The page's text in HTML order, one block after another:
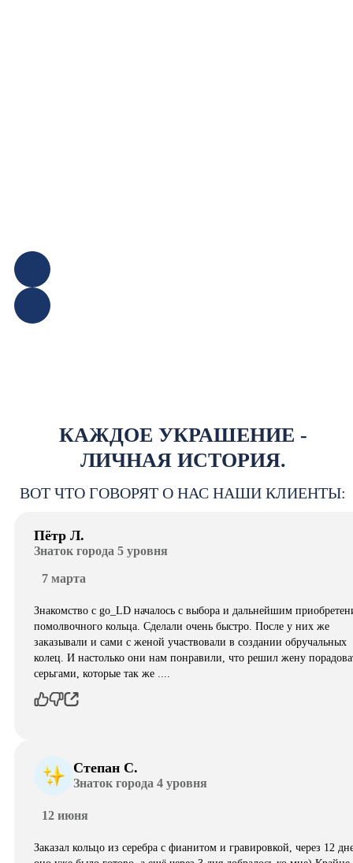
КАЖДОЕ УКРАШЕНИЕ -
ЛИЧНАЯ ИСТОРИЯ.
ВОТ ЧТО ГОВОРЯТ О НАС НАШИ КЛИЕНТЫ:
Пётр Л.
Знаток города 5 уровня
7 марта
Знакомство с go_LD началось с выбора и дальнейшим
помолвочного кольца. Сделали очень быстро. После у них же
заказывали и сами с женой участвовали в создании обручальных
колец. И настолько они нам понравили, что решил жену
серьгами, которые так же ....
Степан С.
Знаток города 4 уровня
12 июня
Заказал кольцо из серебра с фианитом и гравировкой, через 12